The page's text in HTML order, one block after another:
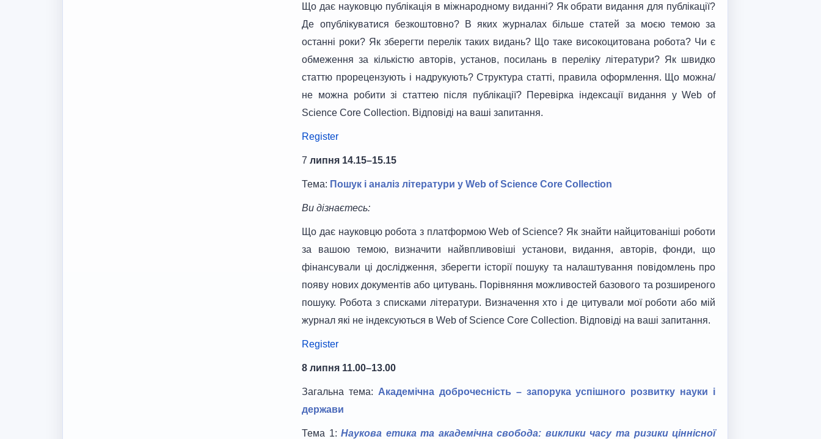
Що дає науковцю публікація в міжнародному виданні? Як обрати видання для публікації?
Де опублікуватися безкоштовно? В яких журналах більше статей за моєю темою за
останні роки? Як зберегти перелік таких видань? Що таке високоцитована робота? Чи є
обмеження за кількістю авторів, установ, посилань в переліку літератури? Як швидко
статтю прорецензують і надрукують? Структура статті, правила оформлення. Що можна/
не можна робити зі статтею після публікації? Перевірка індексації видання у Web of
Science Core Collection. Відповіді на ваші запитання.
Register
7 липня 14.15–15.15
Тема: Пошук і аналіз літератури у Web of Science Core Collection
Ви дізнаєтесь:
Що дає науковцю робота з платформою Web of Science? Як знайти найцитованіші роботи
за вашою темою, визначити найвпливовіші установи, видання, авторів, фонди, що
фінансували ці дослідження, зберегти історії пошуку та налаштування повідомлень про
появу нових документів або цитувань. Порівняння можливостей базового та розширеного
пошуку. Робота з списками літератури. Визначення хто і де цитували мої роботи або мій
журнал які не індексуються в Web of Science Core Collection. Відповіді на ваші запитання.
Register
8 липня 11.00–13.00
Загальна тема: Академічна доброчесність – запорука успішного розвитку науки і
держави
Тема 1: Наукова етика та академічна свобода: виклики часу та ризики ціннісної